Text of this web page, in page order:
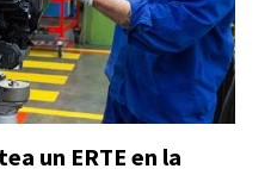
un ERTE en la